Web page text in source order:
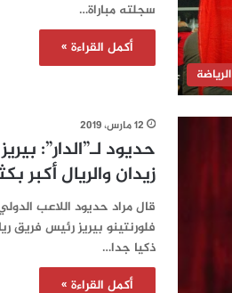
الرياضة
سجلته مباراة…
أكمل القراءة »
12 مارس، 2019
حديود لـ”الدار”:
زيدان والريال أكبر
قال مراد حديود اللاعب
فلورنتينو بيريز رئيس فريق
ذكيا جدا…
أكمل القراءة »